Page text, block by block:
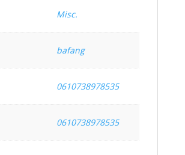
Misc.
bafang
0610738978535
0610738978535